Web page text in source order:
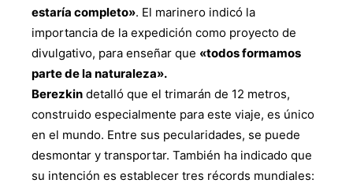
estaría completo». El marinero indicó la
importancia de la expedición como proyecto de
divulgativo, para enseñar que «todos formamos
parte de la naturaleza».
Berezkin detalló que el trimarán de 12 metros,
construido especialmente para este viaje, es único
en el mundo. Entre sus pecularidades, se puede
desmontar y transportar. También ha indicado que
su intención es establecer tres récords mundiales: